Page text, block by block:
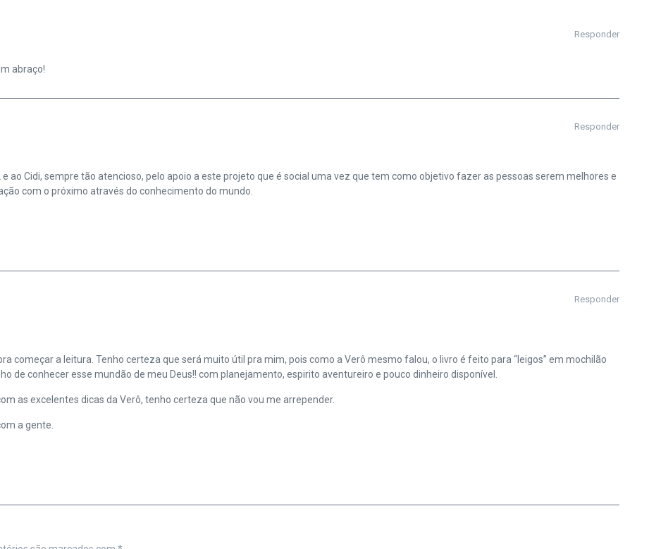
Responder
abraço!
Responder
e ao Cidi, sempre tão atencioso, pelo apoio a este projeto que é social uma vez que tem como objetivo fazer as pessoas serem melhores e
com o próximo através do conhecimento do mundo.
Responder
começar a leitura. Tenho certeza que será muito útil pra mim, pois como a Verô mesmo falou, o livro é feito para “leigos” em mochilão
de conhecer esse mundão de meu Deus!! com planejamento, espirito aventureiro e pouco dinheiro disponível.
as excelentes dicas da Verô, tenho certeza que não vou me arrepender.
a gente.